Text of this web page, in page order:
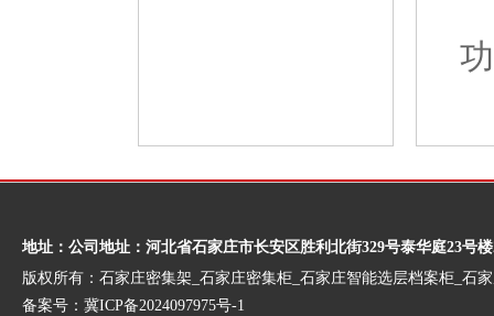
地址：公司地址：河北省石家庄市长安区胜利北街329号泰华庭23号
版权所有：石家庄密集架_石家庄密集柜_石家庄智能选层档案柜_石
备案号： 冀ICP备2024097975号-1